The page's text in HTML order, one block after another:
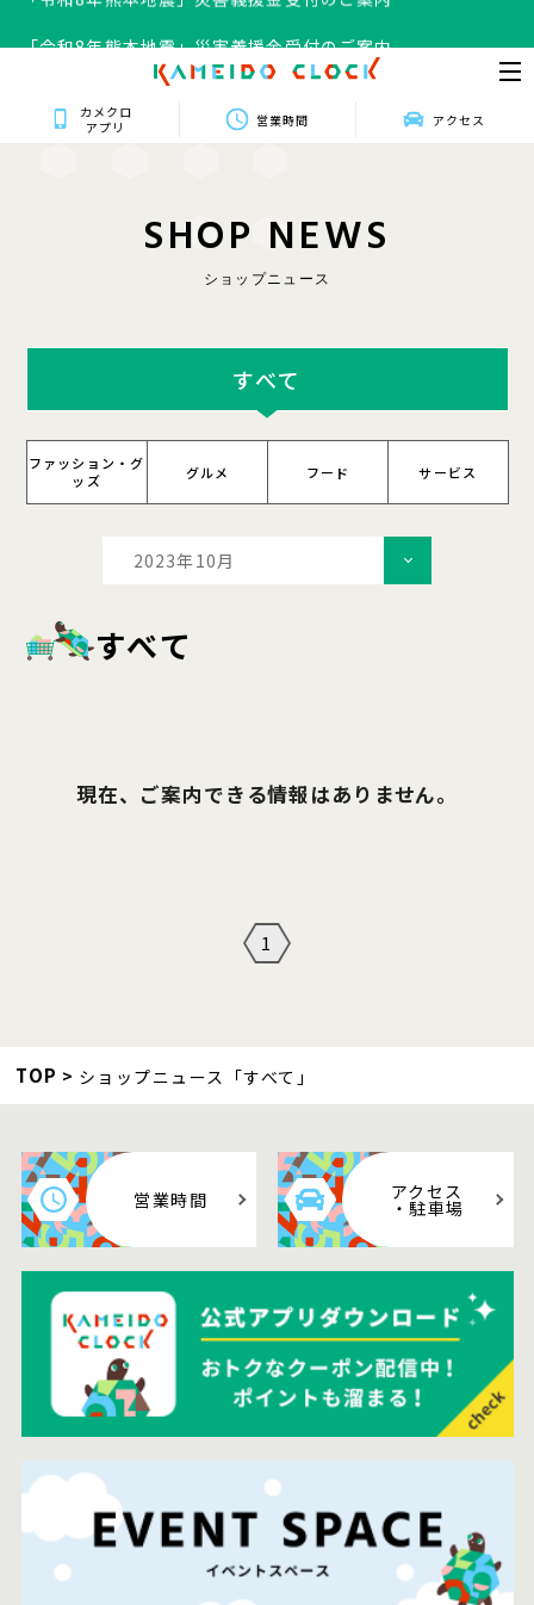
「令和8年熊本地震」災害義援金受付のご案内
カメクロ
アプリ
営業時間 アクセス
SHOP NEWS
ショップニュース
すべて
ファッション・グ
ッズ
グルメ フード サービス
2023年10月
すべて
現在、ご案内できる情報はありません。
1
TOP ショップニュース「すべて」
営業時間 アクセス
・駐車場